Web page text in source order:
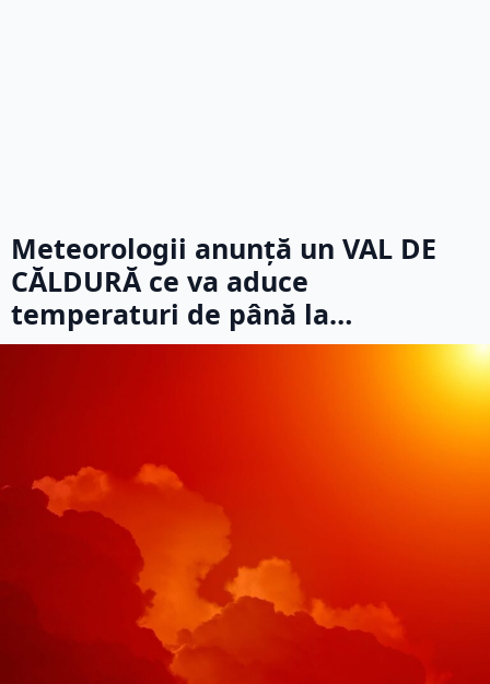
Meteorologii anunță un VAL DE
CĂLDURĂ ce va aduce
temperaturi de până la…